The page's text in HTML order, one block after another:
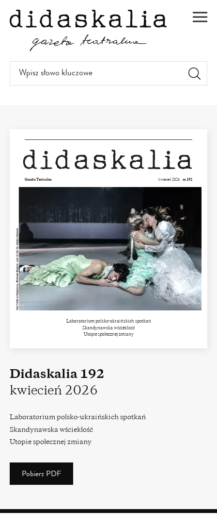
DO
TREŚCI
Wpisz
słowo
Gazeta Teatralna kwiecień 2026 nr 192
Laboratorium polsko-ukraińskich spotkań
Skandynawska wściekłość
Utopie społecznej zmiany
Didaskalia 192
kwiecień 2026
Laboratorium polsko-ukraińskich spotkań
Skandynawska wściekłość
Utopie społecznej zmiany
Pobierz PDF
(2.88